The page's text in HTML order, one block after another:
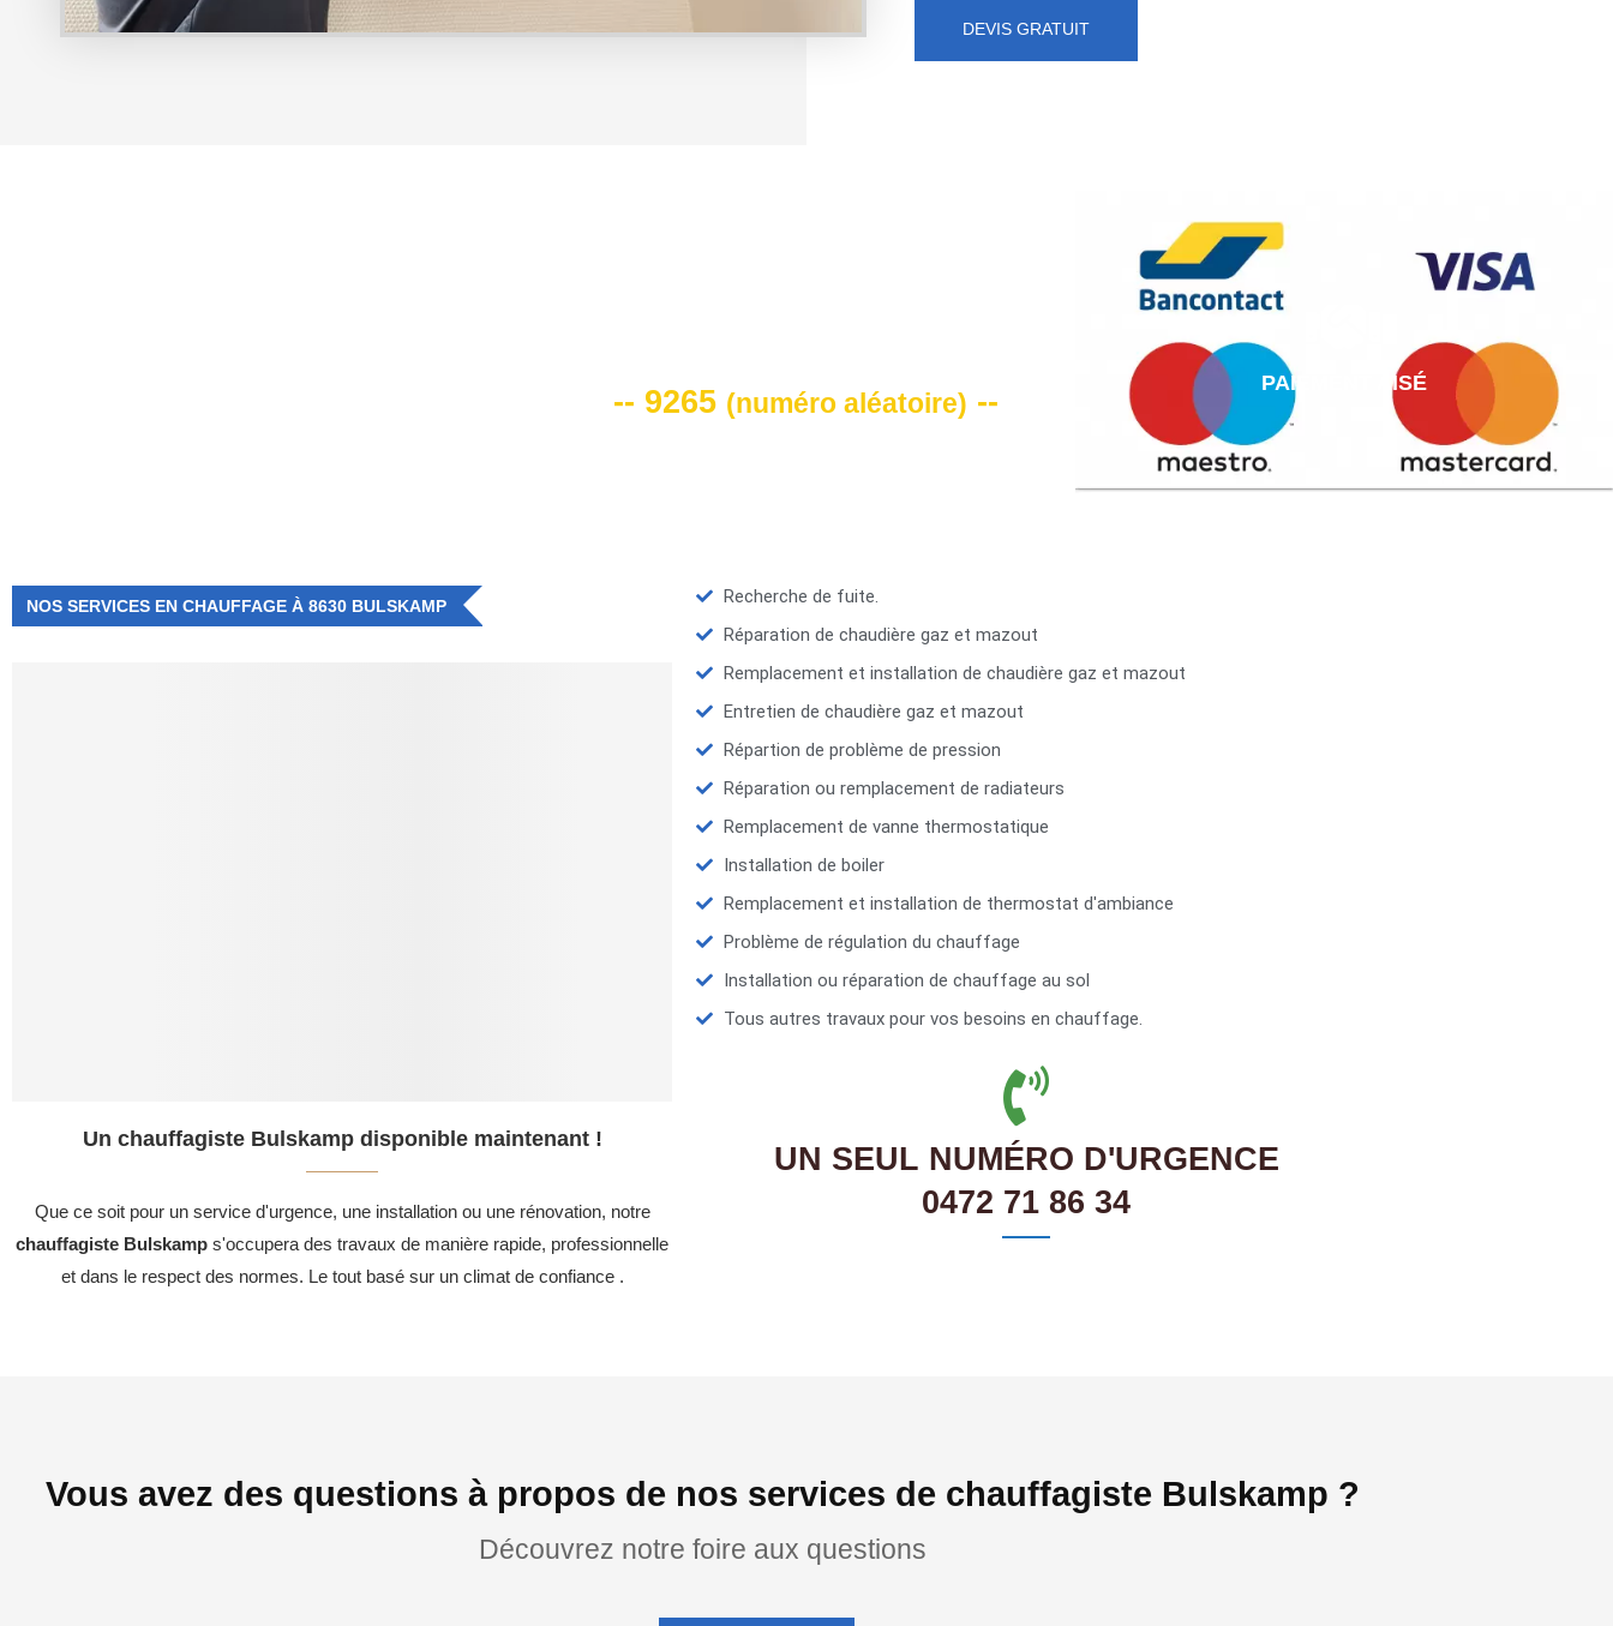
DEVIS GRATUIT
-- 9265 (numéro aléatoire) --
PAIEMENT AISÉ
NOS SERVICES EN CHAUFFAGE À 8630 BULSKAMP
Un chauffagiste Bulskamp disponible maintenant !
Que ce soit pour un service d'urgence, une installation ou une rénovation, notre
chauffagiste Bulskamp s'occupera des travaux de manière rapide, professionnelle
et dans le respect des normes. Le tout basé sur un climat de confiance .
Recherche de fuite.
Réparation de chaudière gaz et mazout
Remplacement et installation de chaudière gaz et mazout
Entretien de chaudière gaz et mazout
Répartion de problème de pression
Réparation ou remplacement de radiateurs
Remplacement de vanne thermostatique
Installation de boiler
Remplacement et installation de thermostat d'ambiance
Problème de régulation du chauffage
Installation ou réparation de chauffage au sol
Tous autres travaux pour vos besoins en chauffage.
UN SEUL NUMÉRO D'URGENCE
0472 71 86 34
Vous avez des questions à propos de nos services de chauffagiste Bulskamp ?
Découvrez notre foire aux questions